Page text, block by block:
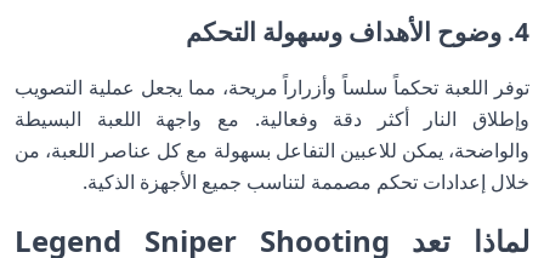
4. وضوح الأهداف وسهولة التحكم
توفر اللعبة تحكماً سلساً وأزراراً مريحة، مما يجعل عملية التصويب
وإطلاق النار أكثر دقة وفعالية. مع واجهة اللعبة البسيطة
والواضحة، يمكن للاعبين التفاعل بسهولة مع كل عناصر اللعبة، من
خلال إعدادات تحكم مصممة لتناسب جميع الأجهزة الذكية.
لماذا تعد Legend Sniper Shooting